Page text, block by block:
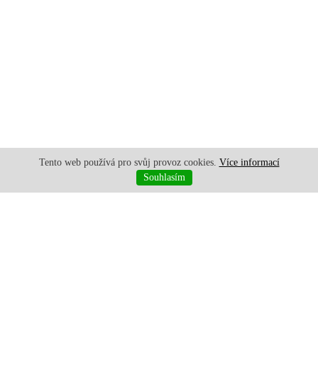
Tento web používá pro svůj provoz cookies. Více informací
Souhlasím